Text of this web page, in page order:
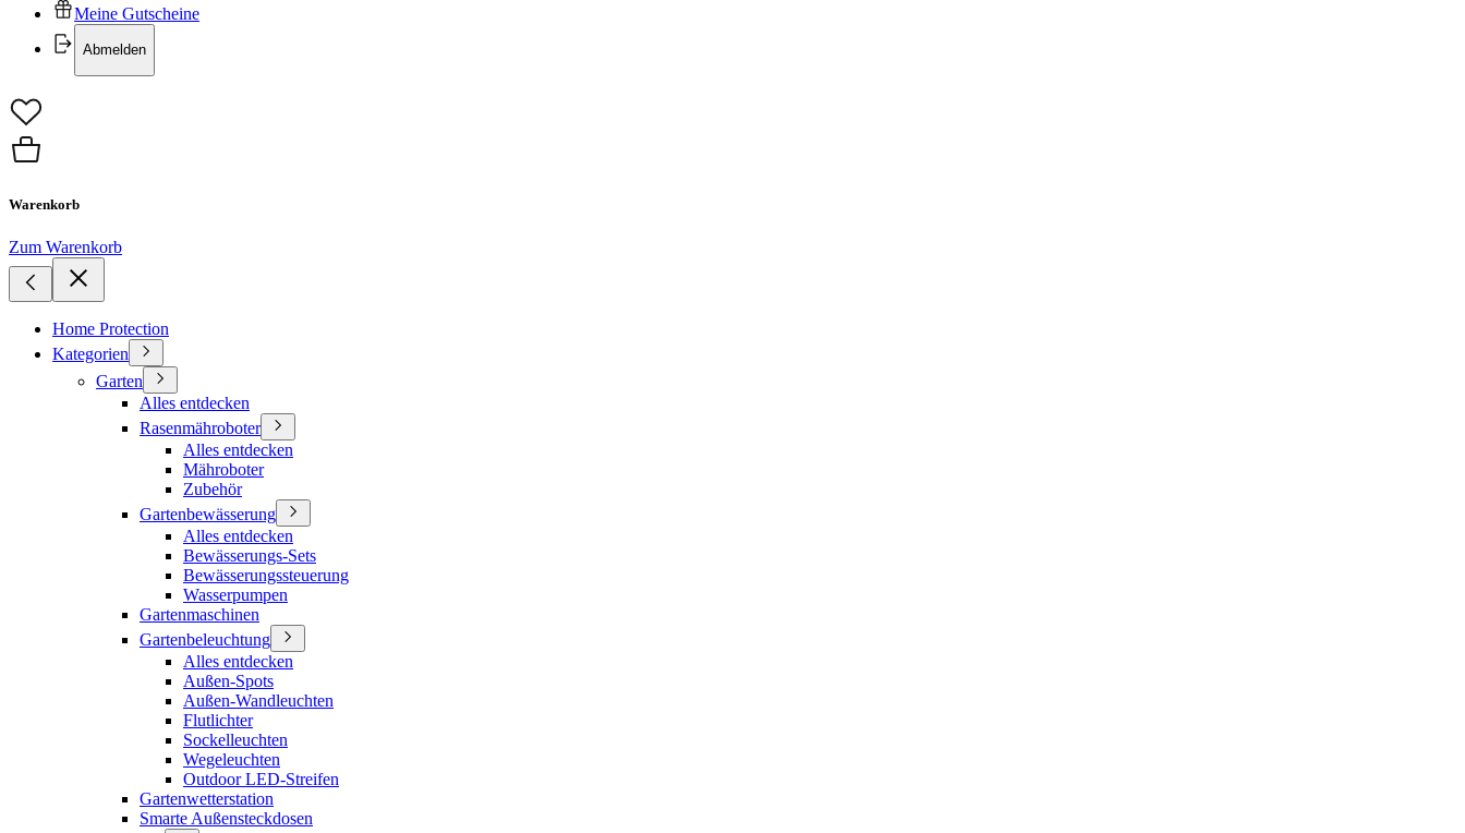
Meine Gutscheine
Abmelden
Warenkorb
Zum Warenkorb
Home Protection
Kategorien
Garten
Alles entdecken
Rasenmähroboter
Alles entdecken
Mähroboter
Zubehör
Gartenbewässerung
Alles entdecken
Bewässerungs-Sets
Bewässerungssteuerung
Wasserpumpen
Gartenmaschinen
Gartenbeleuchtung
Alles entdecken
Außen-Spots
Außen-Wandleuchten
Flutlichter
Sockelleuchten
Wegeleuchten
Outdoor LED-Streifen
Gartenwetterstation
Smarte Außensteckdosen